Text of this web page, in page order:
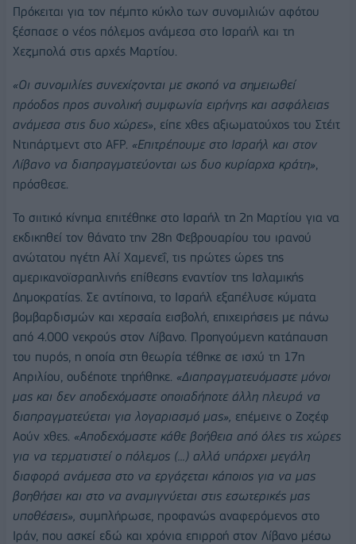
Πρόκειται για τον πέμπτο κύκλο των συνομιλιών αφότου
ξέσπασε ο νέος πόλεμος ανάμεσα στο Ισραήλ και τη
Χεζμπολά στις αρχές Μαρτίου.
«Οι συνομιλίες συνεχίζονται με σκοπό να σημειωθεί
πρόοδος προς συνολική συμφωνία ειρήνης και ασφάλειας
ανάμεσα στις δυο χώρες» , είπε χθες αξιωματούχος του Στέιτ
Ντιπάρτμεντ στο AFP. «Επιτρέπουμε στο Ισραήλ και στον
Λίβανο να διαπραγματεύονται ως δυο κυρίαρχα κράτη»
πρόσθεσε.
Το σιιτικό κίνημα επιτέθηκε στο Ισραήλ τη 2η Μαρτίου για να
εκδικηθεί τον θάνατο την 28η Φεβρουαρίου του ιρανού
ανώτατου ηγέτη Αλί Χαμενεΐ, τις πρώτες ώρες της
αμερικανοϊσραηλινής επίθεσης εναντίον της Ισλαμικής
Δημοκρατίας. Σε αντίποινα, το Ισραήλ εξαπέλυσε κύματα
βομβαρδισμών και χερσαία εισβολή, επιχειρήσεις με πάνω
από 4.000 νεκρούς στον Λίβανο. Προηγούμενη κατάπαυση
του πυρός, η οποία στη θεωρία τέθηκε σε ισχύ τη 17η
Απριλίου, ουδέποτε τηρήθηκε. «Διαπραγματευόμαστε μόνοι
μας και δεν αποδεχόμαστε οποιαδήποτε άλλη πλευρά να
διαπραγματεύεται για λογαριασμό μας», επέμεινε ο Ζοζέφ
Αούν χθες. «Αποδεχόμαστε κάθε βοήθεια από όλες τις χώρες
για να τερματιστεί ο πόλεμος (...) αλλά υπάρχει μεγάλη
διαφορά ανάμεσα στο να εργάζεται κάποιος για να μας
βοηθήσει και στο να αναμιγνύεται στις εσωτερικές μας
υποθέσεις», συμπλήρωσε, προφανώς αναφερόμενος στο
Ιράν, που ασκεί εδώ και χρόνια επιρροή στον Λίβανο μέσω